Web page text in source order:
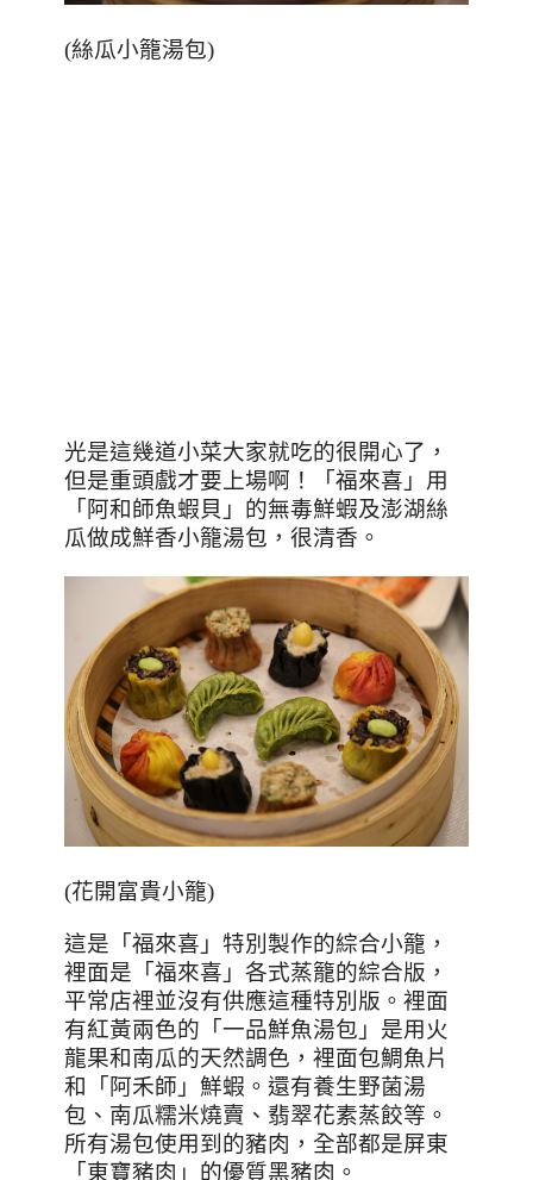
(絲瓜小籠湯包)
光是這幾道小菜大家就吃的很開心了，
但是重頭戲才要上場啊！「福來喜」用
「阿和師魚蝦貝」的無毒鮮蝦及澎湖絲
瓜做成鮮香小籠湯包，很清香。
(花開富貴小籠)
這是「福來喜」特別製作的綜合小籠，
裡面是「福來喜」各式蒸籠的綜合版，
平常店裡並沒有供應這種特別版。裡面
有紅黃兩色的「一品鮮魚湯包」是用火
龍果和南瓜的天然調色，裡面包鯛魚片
和「阿禾師」鮮蝦。還有養生野菌湯
包、南瓜糯米燒賣、翡翠花素蒸餃等。
所有湯包使用到的豬肉，全部都是屏東
「東寶豬肉」的優質黑豬肉。